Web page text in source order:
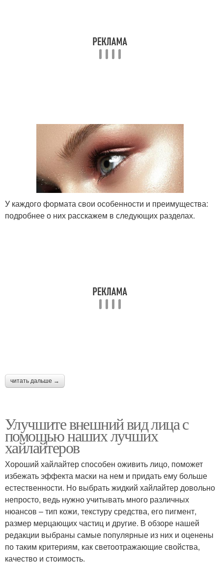
Хайлайтер для
поднятия
Хайлайтер на коже
Хайлайтер при макияже Хайлайтер на кончик
Хайлайтер на лице
У каждого формата свои особенности и преимущества:
подробнее о них расскажем в следующих разделах.
читать дальше →
Улучшите внешний вид лица с
помощью наших лучших
хайлайтеров
Хороший хайлайтер способен оживить лицо, поможет
избежать эффекта маски на нем и придать ему больше
естественности. Но выбрать жидкий хайлайтер довольно
непросто, ведь нужно учитывать много различных
нюансов – тип кожи, текстуру средства, его пигмент,
размер мерцающих частиц и другие. В обзоре нашей
редакции выбраны самые популярные из них и оценены
по таким критериям, как светоотражающие свойства,
качество и стоимость.